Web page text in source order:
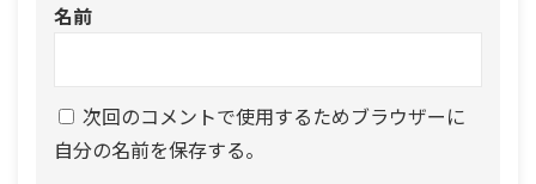
名前
次回のコメントで使用するためブラウザーに
自分の名前を保存する。